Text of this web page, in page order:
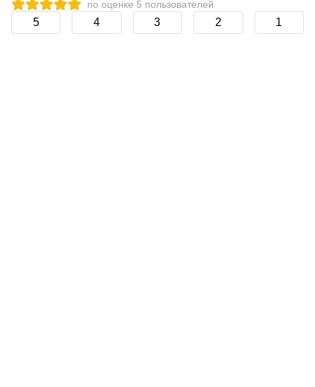
по оценке 5 пользователей
5 4 3 2 1